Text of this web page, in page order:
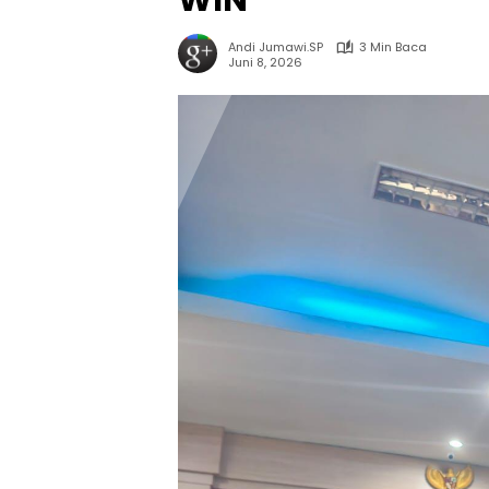
Andi Jumawi.SP
3 Min Baca
Juni 8, 2026